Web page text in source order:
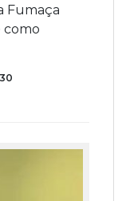
Fumaça
como